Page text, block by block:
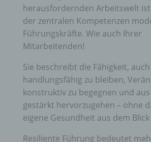
herausfordernden Arbeitswelt ist
der zentralen Kompetenzen
Führungskräfte. Wie auch Ihrer
Mitarbeitenden!
Sie beschreibt die Fähigkeit,
handlungsfähig zu bleiben,
konstruktiv zu begegnen und
gestärkt hervorzugehen – ohne
eigene Gesundheit aus dem
Resiliente Führung bedeutet